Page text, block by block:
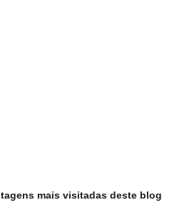
mais visitadas deste blog